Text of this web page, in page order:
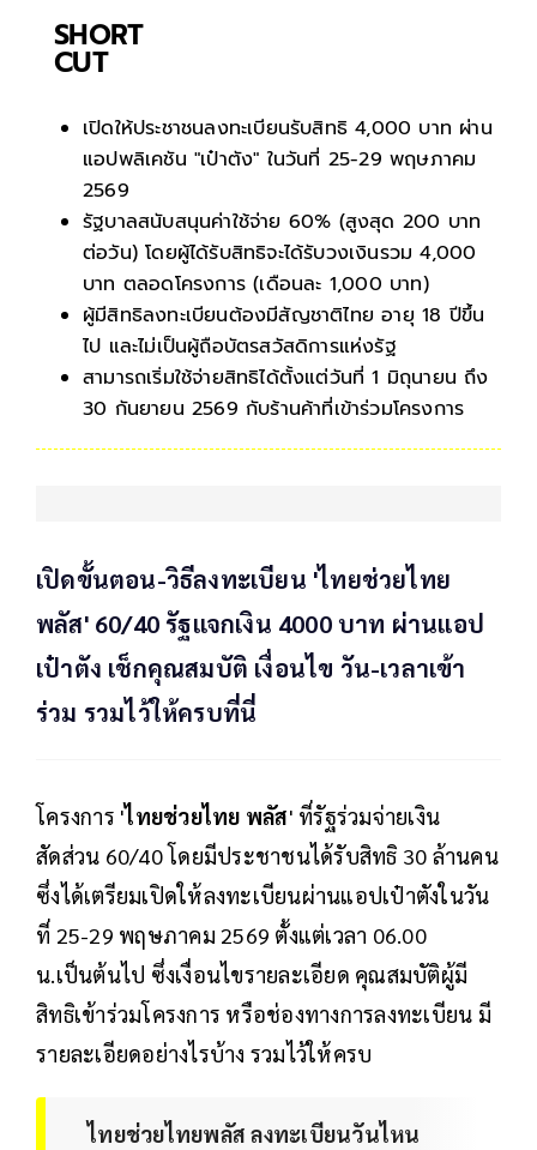
SHORT
CUT
เปิดให้ประชาชนลงทะเบียนรับสิทธิ 4,000 บาท ผ่าน
แอปพลิเคชัน "เป๋าตัง" ในวันที่ 25-29 พฤษภาคม
2569
รัฐบาลสนับสนุนค่าใช้จ่าย 60% (สูงสุด 200 บาท
ต่อวัน) โดยผู้ได้รับสิทธิจะได้รับวงเงินรวม 4,000
บาท ตลอดโครงการ (เดือนละ 1,000 บาท)
ผู้มีสิทธิลงทะเบียนต้องมีสัญชาติไทย อายุ 18 ปีขึ้น
ไป และไม่เป็นผู้ถือบัตรสวัสดิการแห่งรัฐ
สามารถเริ่มใช้จ่ายสิทธิได้ตั้งแต่วันที่ 1 มิถุนายน ถึง
30 กันยายน 2569 กับร้านค้าที่เข้าร่วมโครงการ
เปิดขั้นตอน-วิธีลงทะเบียน 'ไทยช่วยไทย
พลัส' 60/40 รัฐแจกเงิน 4000 บาท ผ่านแอป
เป๋าตัง เช็กคุณสมบัติ เงื่อนไข วัน-เวลาเข้า
ร่วม รวมไว้ให้ครบที่นี่
โครงการ 'ไทยช่วยไทย พลัส' ที่รัฐร่วมจ่ายเงิน
สัดส่วน 60/40 โดยมีประชาชนได้รับสิทธิ 30 ล้านคน
ซึ่งได้เตรียมเปิดให้ลงทะเบียนผ่านแอปเป๋าตังในวัน
ที่ 25-29 พฤษภาคม 2569 ตั้งแต่เวลา 06.00
น.เป็นต้นไป ซึ่งเงื่อนไขรายละเอียด คุณสมบัติผู้มี
สิทธิเข้าร่วมโครงการ หรือช่องทางการลงทะเบียน มี
รายละเอียดอย่างไรบ้าง รวมไว้ให้ครบ
ไทยช่วยไทยพลัส ลงทะเบียนวันไหน